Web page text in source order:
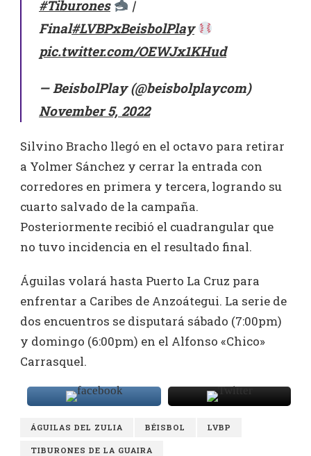
#Tiburones
|
Final#LVBPxBeisbolPlay
pic.twitter.com/OEWJx1KHud
— BeisbolPlay (@beisbolplaycom)
November 5, 2022
Silvino Bracho llegó en el octavo para retirar
a Yolmer Sánchez y cerrar la entrada con
corredores en primera y tercera, logrando su
cuarto salvado de la campaña.
Posteriormente recibió el cuadrangular que
no tuvo incidencia en el resultado final.
Águilas volará hasta Puerto La Cruz para
enfrentar a Caribes de Anzoátegui. La serie de
dos encuentros se disputará sábado (7:00pm)
y domingo (6:00pm) en el Alfonso «Chico»
Carrasquel.
ÁGUILAS DEL ZULIA BÉISBOL LVBP
TIBURONES DE LA GUAIRA